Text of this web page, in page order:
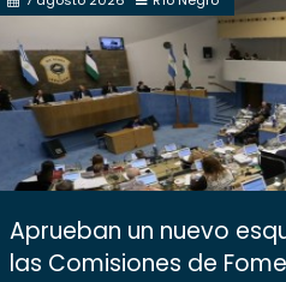
Aprueban un nuevo
las Comisiones de